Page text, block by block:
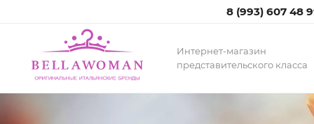
8 (993) 607 48
Интернет-магазин
представительского класса